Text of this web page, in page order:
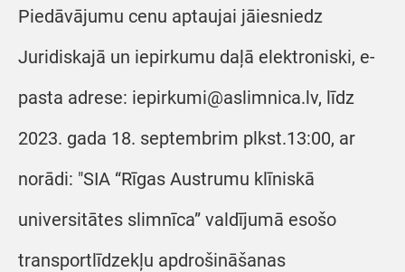
Piedāvājumu cenu aptaujai jāiesniedz
Juridiskajā un iepirkumu daļā elektroniski, e-
pasta adrese: iepirkumi@aslimnica.lv, līdz
2023. gada 18. septembrim plkst.13:00, ar
norādi: "SIA “Rīgas Austrumu klīniskā
universitātes slimnīca” valdījumā esošo
transportlīdzekļu apdrošināšanas